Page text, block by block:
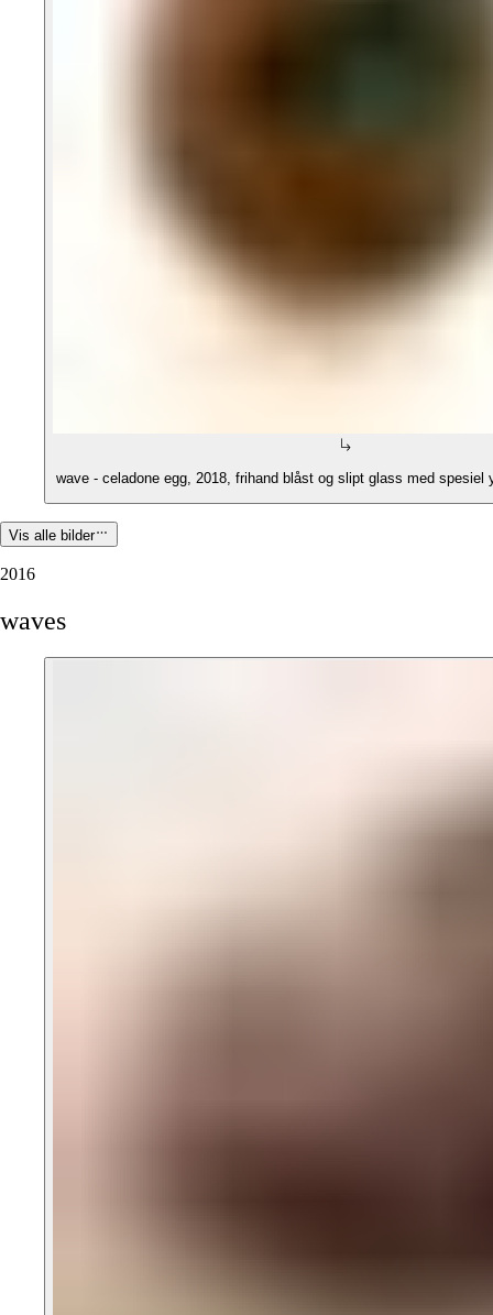
wave - celadone egg, 2018, frihand blåst og slipt glass med spesiel
Vis alle bilder
2016
waves